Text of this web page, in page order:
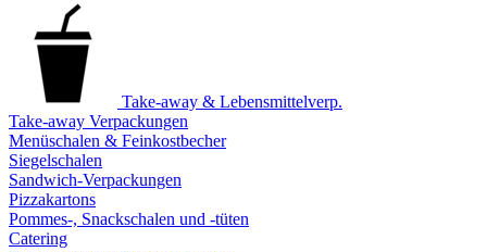
Take-away & Lebensmittelverp.
Take-away Verpackungen
Menüschalen & Feinkostbecher
Siegelschalen
Sandwich-Verpackungen
Pizzakartons
Pommes-, Snackschalen und -tüten
Catering